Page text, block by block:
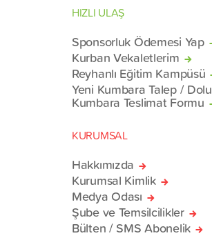
HIZLI ULAŞ
Sponsorluk Ödemesi Yap
Kurban Vekaletlerim
Reyhanlı Eğitim Kampüsü
Yeni Kumbara Talep / Dolu
Kumbara Teslimat Formu
KURUMSAL
Hakkımızda
Kurumsal Kimlik
Medya Odası
Şube ve Temsilcilikler
Bülten / SMS Abonelik